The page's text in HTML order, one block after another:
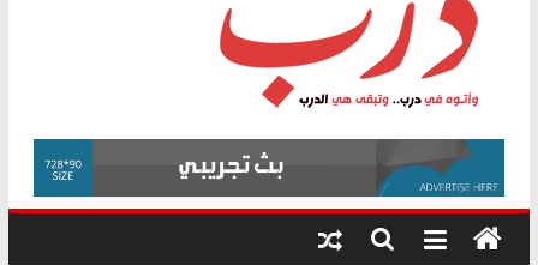
فرحات سليمان يكتب: القطاع الصحي إلى
أين؟
حزب التحالف الشعبي يطلق لجنة “الحق
في الصحة” بالإسكندرية لرصد الانتهاكات
ودعم المرضى
الوزاري لمدينة الصحفيين.. وانتهاء أعمال
إنشاء المبنى الإداري
المجلس القومي لحقوق الإنسان يعلن
متابعة قضية الدكتور محمد زهران.. ويؤكد:
قرينة البراءة وضمانات المحاكمة العادلة
درب
وأتوه
درب..
وتبقى
هي